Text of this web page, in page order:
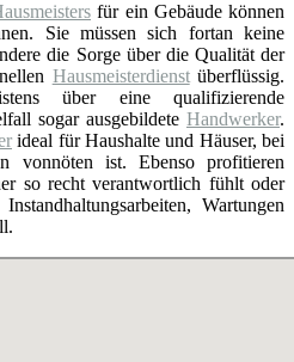
für ein Gebäude können
Sie müssen sich fortan keine
die Sorge über die Qualität der
Hausmeisterdienstüberflüssig.
über eine qualifizierende
sogar ausgebildete Handwerker.
ideal für Haushalte und Häuser, bei
vonnöten ist. Ebenso profitieren
so recht verantwortlich fühlt oder
Wartungen